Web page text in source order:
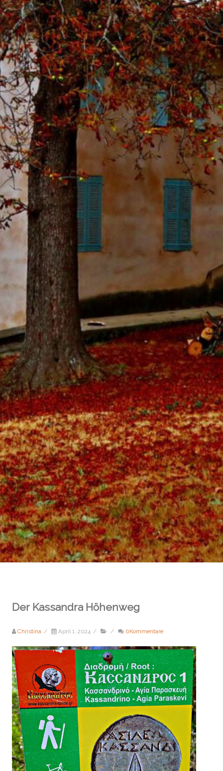
Der Kassandra Höhenweg
Christina / April 1, 2024 / / 0Kommentare